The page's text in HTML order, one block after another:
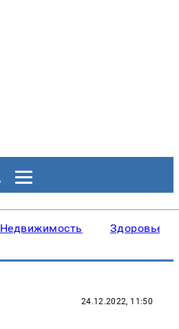
Недвижимость Здоровье
24.12.2022, 11:50